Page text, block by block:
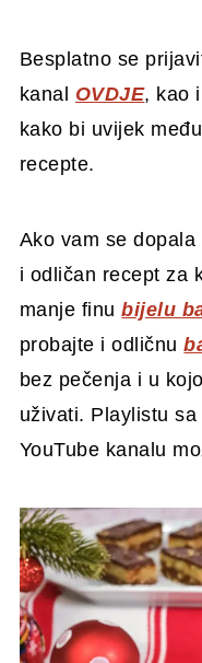
Besplatno se
kanal OVDJE, kao
kako bi uvijek
recepte.
Ako vam se
i odličan recept za
manje finubijelu
probajte i odličnu
bez pečenja i u
uživati. Playlistu
YouTube kanalu